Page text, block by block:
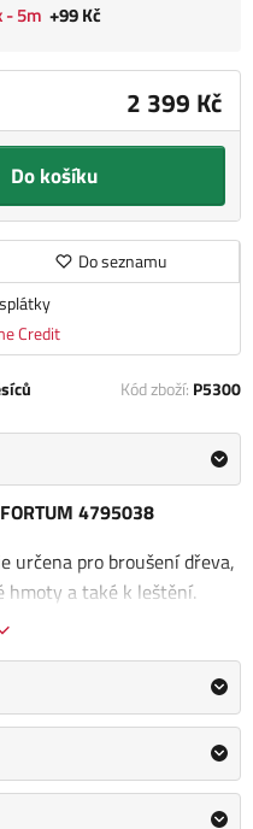
2 399 Kč
Do košíku
Do seznamu
Credit
- 5m +99 Kč
Kód zboží: P5300
4795038
určena pro broušení dřeva,
hmoty a také k leštění.
externího odsávání
beznástrojovou